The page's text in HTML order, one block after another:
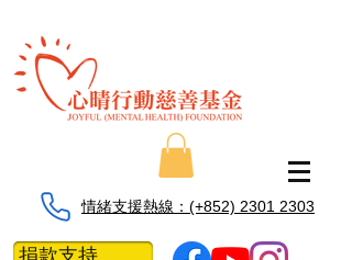
情緒支援熱線：​​(+852) 2301 2303
捐款支持